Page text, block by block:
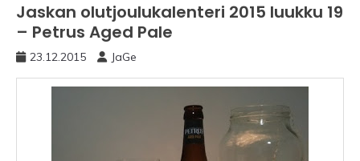
Jaskan olutjoulukalenteri 2015 luukku 19
– Petrus Aged Pale
23.12.2015 JaGe